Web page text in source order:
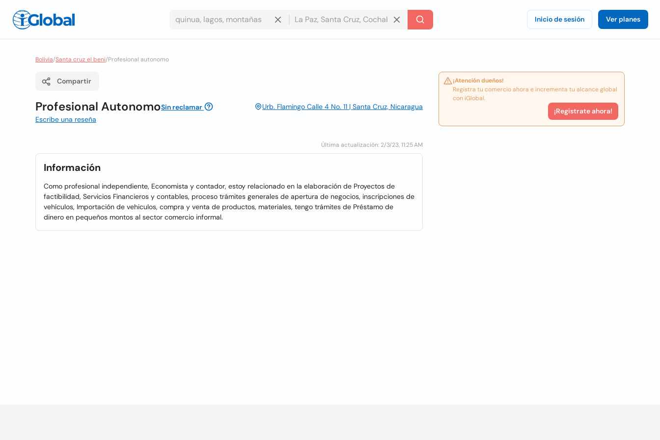
Inicio de sesión Ver planes
Bolivia/Santa cruz el beni/Profesional autonomo
Compartir
Profesional AutonomoSin reclamar
Urb. Flamingo Calle 4 No. 11 | Santa Cruz, Nicaragua
Escribe una reseña
Última actualización: 2/3/23, 11:25 AM
Información
Como profesional independiente, Economista y contador, estoy relacionado en la elaboración de Proyectos de
factibilidad, Servicios Financieros y contables, proceso trámites generales de apertura de negocios, inscripciones de
vehículos, Importación de vehiculos, compra y venta de productos, materiales, tengo trámites de Préstamo de
dinero en pequeños montos al sector comercio informal.
¡Atención dueños!
Registra tu comercio ahora e incrementa tu alcance global
con iGlobal.
¡Registrate ahora!